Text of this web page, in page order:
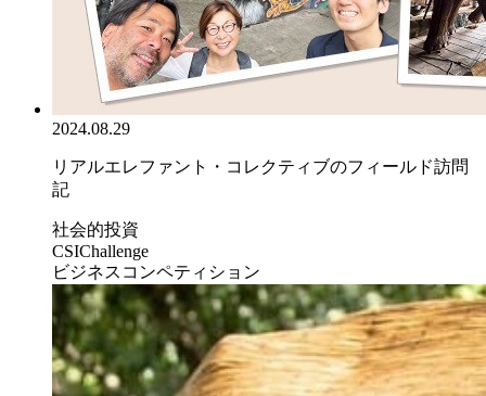
2024.08.29
リアルエレファント・コレクティブのフィールド訪問
記
社会的投資
CSIChallenge
ビジネスコンペティション